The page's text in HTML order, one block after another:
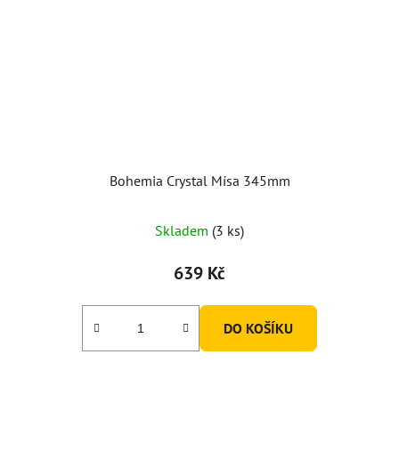
Bohemia Crystal Mísa 345mm
Skladem (3 ks)
639 Kč
DO KOŠÍKU